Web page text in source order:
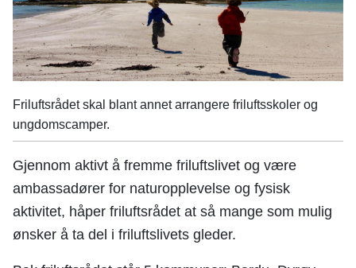
Friluftsrådet skal blant annet arrangere friluftsskoler og
ungdomscamper.
Gjennom aktivt å fremme friluftslivet og være
ambassadører for naturopplevelse og fysisk
aktivitet, håper friluftsrådet at så mange som mulig
ønsker å ta del i friluftslivets gleder.